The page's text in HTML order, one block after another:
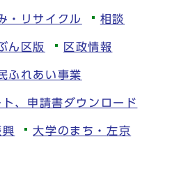
・リサイクル 相談
ん区版 区政情報
ふれあい事業
、申請書ダウンロード
大学のまち・左京